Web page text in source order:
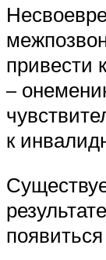
привести
–
к